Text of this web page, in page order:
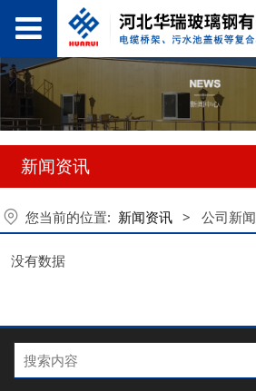
新闻资讯
您当前的位置: 新闻资讯 > 公司新闻
没有数据